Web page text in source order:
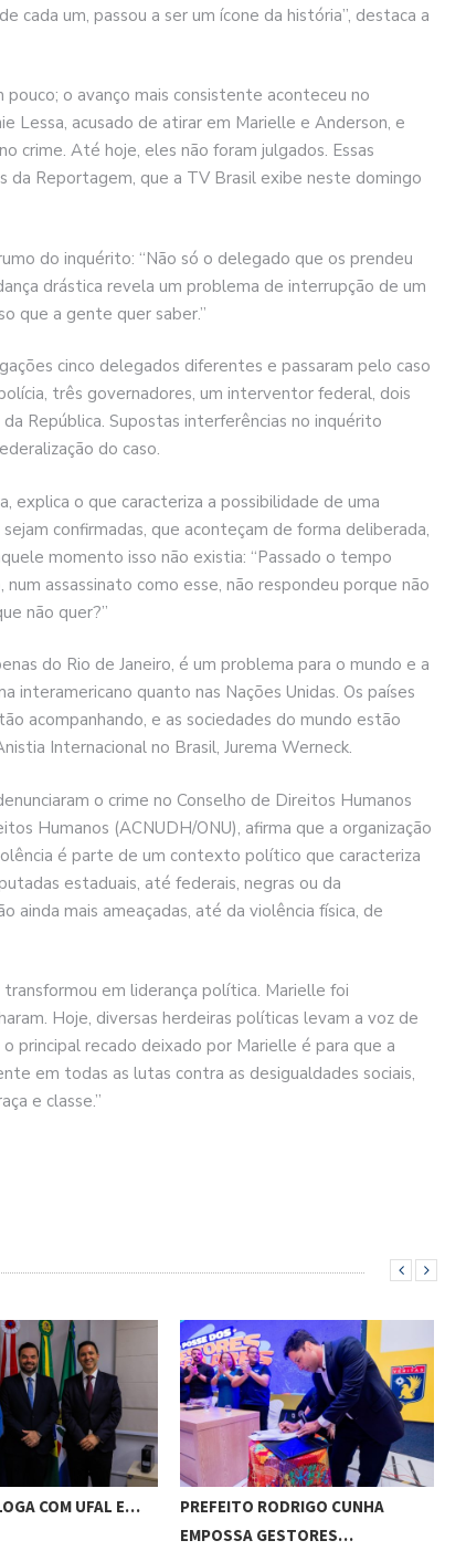
cada um, passou a ser um ícone da história”, destaca a
o avanço mais consistente aconteceu no
Lessa, acusado de atirar em Marielle e Anderson, e
crime. Até hoje, eles não foram julgados. Essas
da Reportagem, que a TV Brasil exibe neste domingo
do inquérito: “Não só o delegado que os prendeu
drástica revela um problema de interrupção de um
que a gente quer saber.”
cinco delegados diferentes e passaram pelo caso
três governadores, um interventor federal, dois
República. Supostas interferências no inquérito
do caso.
explica o que caracteriza a possibilidade de uma
confirmadas, que aconteçam de forma deliberada,
momento isso não existia: “Passado o tempo
assassinato como esse, não respondeu porque não
não quer?”
do Rio de Janeiro, é um problema para o mundo e a
quanto nas Nações Unidas. Os países
acompanhando, e as sociedades do mundo estão
Internacional no Brasil, Jurema Werneck.
o crime no Conselho de Direitos Humanos
Humanos (ACNUDH/ONU), afirma que a organização
é parte de um contexto político que caracteriza
estaduais, até federais, negras ou da
ainda mais ameaçadas, até da violência física, de
em liderança política. Marielle foi
Hoje, diversas herdeiras políticas levam a voz de
principal recado deixado por Marielle é para que a
em todas as lutas contra as desigualdades sociais,
e classe.”
COM UFAL E…
PREFEITO RODRIGO CUNHA
EMPOSSA GESTORES…